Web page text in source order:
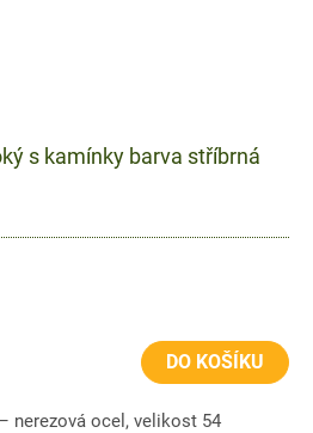
s kamínky barva stříbrná
DO KOŠÍKU
nerezová ocel, velikost 54